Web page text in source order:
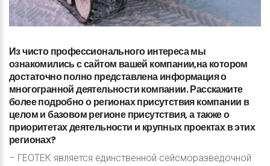
Изчисто профессиональногоинтересамы
ознакомилисьссайтом вашей компании,накотором
достаточнополнопредставленаинформацияо
многограннойдеятельностикомпании.Расскажите
болееподробноорегионахприсутствиякомпании в
целомибазовомрегионе присутствия,атакжео
приоритетахдеятельности и крупныхпроектах вэтих
регионах?
– ГЕОТЕК является единственной сейсморазведочной